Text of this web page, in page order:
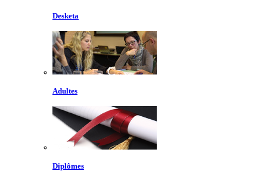
Desketa
Adultes
Diplômes